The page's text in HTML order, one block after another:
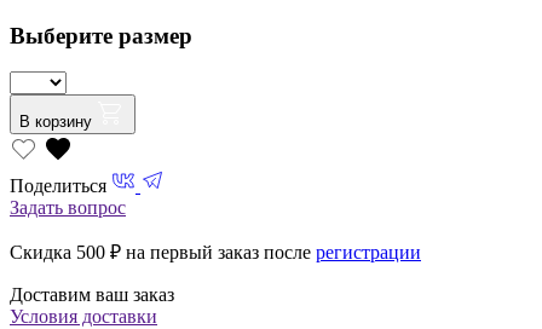
Выберите размер
В корзину
Поделиться
Задать вопрос
Скидка 500 ₽ на первый заказ после регистрации
Доставим ваш заказ
Условия доставки